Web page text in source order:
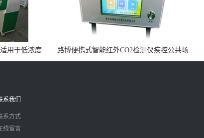
用于低浓度
使用
路博便携式智能红外CO2检测仪疾控公共场
所LB-7402
系我们
系方式
线留言